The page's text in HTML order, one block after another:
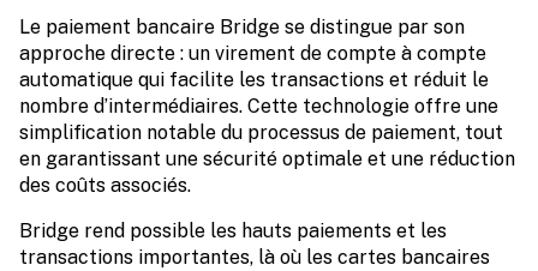
Le paiement bancaire Bridge se distingue par son
approche directe : un virement de compte à compte
automatique qui facilite les transactions et réduit le
nombre d’intermédiaires. Cette technologie offre une
simplification notable du processus de paiement, tout
en garantissant une sécurité optimale et une réduction
des coûts associés.
Bridge rend possible les hauts paiements et les
transactions importantes, là où les cartes bancaires